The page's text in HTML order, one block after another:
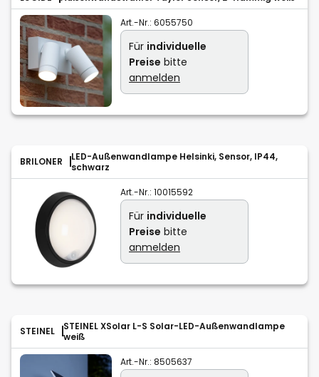
Art.-Nr.: 6055750
Für individuelle
Preise bitte
anmelden
BRILONER
LED-Außenwandlampe Helsinki, Sensor, IP44,
schwarz
Art.-Nr.: 10015592
Für individuelle
Preise bitte
anmelden
STEINEL
STEINEL XSolar L-S Solar-LED-Außenwandlampe
weiß
Art.-Nr.: 8505637